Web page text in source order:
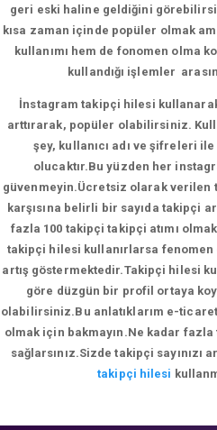
geri eski haline geldiğini
kısa zaman içinde popüler olmak
kullanımı hem de fonomen olma
kullandığı işlemler
İnstagram takipçi hilesi
arttırarak, popüler olabilirsiniz.
şey, kullanıcı adı ve şifreleri
olucaktır.Bu yüzden her
güvenmeyin.Ücretsiz olarak verilen
karşısına belirli bir sayıda takipçi
fazla 100 takipçi takipçi atımı
takipçi hilesi kullanırlarsa fenomen
artış göstermektedir.Takipçi hilesi
göre düzgün bir profil ortaya
olabilirsiniz.Bu anlatıklarım e-
olmak için bakmayın.Ne kadar
sağlarsınız.Sizde takipçi sayınızı
takipçi hilesi